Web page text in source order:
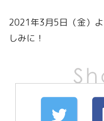
2021年3月5日（金）
しみに！